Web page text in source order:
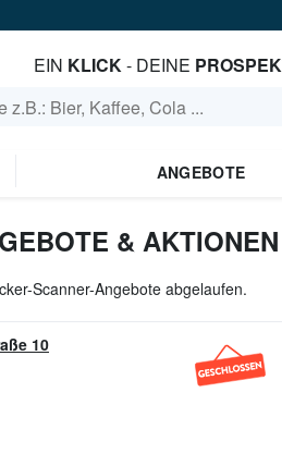
EIN KLICK- DEINE
ANGEBOTE
&
Scanner-Angebote abgelaufen.
10